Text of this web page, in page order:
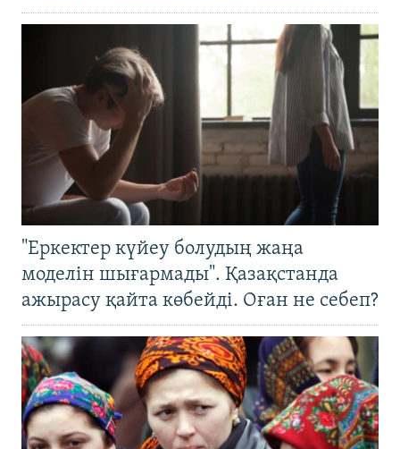
"Еркектер күйеу болудың жаңа
моделін шығармады". Қазақстанда
ажырасу қайта көбейді. Оған не себеп?